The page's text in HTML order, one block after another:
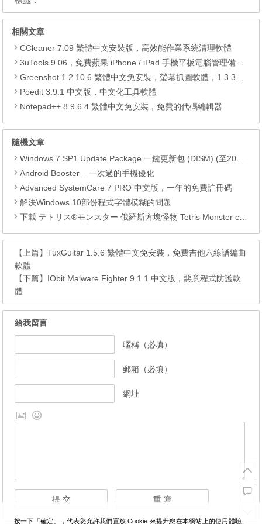
相關文章
CCleaner 7.09 繁體中文安裝版，高效能作業系統清理軟體
3uTools 9.06，免費蘋果 iPhone / iPad 手機平板電腦管理備份還原軟體
Greenshot 1.2.10.6 繁體中文免安裝，螢幕抓圖軟體，1.3.315 安裝版
Poedit 3.9.1 中文版，中文化工具軟體
Notepad++ 8.9.6.4 繁體中文免安裝，免費的代碼編輯器
隨機文章
Windows 7 SP1 Update Package 一鍵更新包 (DISM) (至2017.08)
Android Booster – 一次過的手機優化
Advanced SystemCare 7 PRO 中文版，一年的免費註冊碼
解決Windows 10部份程式字體模糊的問題
下載 テトリス®モンスター 俄羅斯方塊怪物 Tetris Monster com.ea.game.tetrismonsters_row APK
【上篇】TuxGuitar 1.5.6 繁體中文免安裝，免費吉他六線譜編曲
軟體
【下篇】 IObit Malware Fighter 9.1.1 中文版，惡意程式防護軟
體
給我留言
暱稱（必填）
郵箱（必填）
網址
按一下「確定」，代表您允許我們置放 Cookie 來提升您在本網站上的使用體驗、